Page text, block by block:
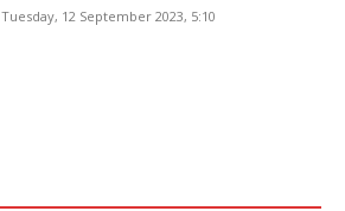
Tuesday, 12 September 2023, 5:10